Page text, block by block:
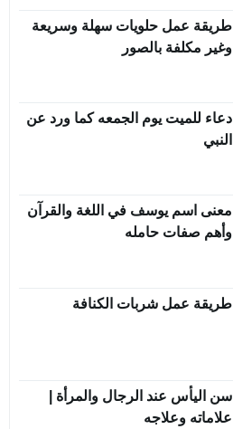
طريقة عمل حلويات سهلة وسريعة
وغير مكلفة بالصور
دعاء للميت يوم الجمعه كما ورد عن
النبي
معنى اسم يوسف في اللغة والقرآن
وأهم صفات حامله
طريقة عمل شربات الكنافة
سن اليأس عند الرجال والمرأة |
علاماته وعلاجه